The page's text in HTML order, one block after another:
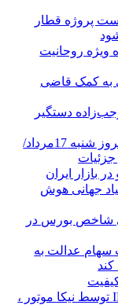
پروژه قطار
ویژه روحانیت
به کمک قاضی
دستگیر
قیمت طلای 18عیار امروز شنبه 17مرداد/
بازار ایران
جهانی هوش
واحدی شاخص بورس در
سهام عدالت به
رونمایی خودرو IM LS9 توسط نیکا موتور ،